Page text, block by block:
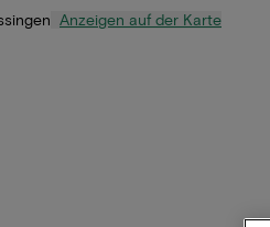
Anzeigen auf der Karte